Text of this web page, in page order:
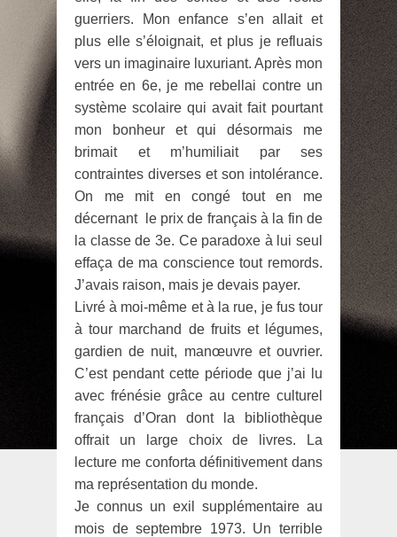
guerriers. Mon enfance s’en allait et
plus elle s’éloignait, et plus je refluais
vers un imaginaire luxuriant. Après mon
entrée en 6e, je me rebellai contre un
système scolaire qui avait fait pourtant
mon bonheur et qui désormais me
brimait et m’humiliait par ses
contraintes diverses et son intolérance.
On me mit en congé tout en me
décernant le prix de français à la fin de
la classe de 3e. Ce paradoxe à lui seul
effaça de ma conscience tout remords.
J’avais raison, mais je devais payer.
Livré à moi-même et à la rue, je fus tour
à tour marchand de fruits et légumes,
gardien de nuit, manœuvre et ouvrier.
C’est pendant cette période que j’ai lu
avec frénésie grâce au centre culturel
français d’Oran dont la bibliothèque
offrait un large choix de livres. La
lecture me conforta définitivement dans
ma représentation du monde.
Je connus un exil supplémentaire au
mois de septembre 1973. Un terrible